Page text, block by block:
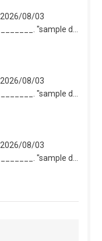
2026/08/03
2026/08/03
2026/08/03